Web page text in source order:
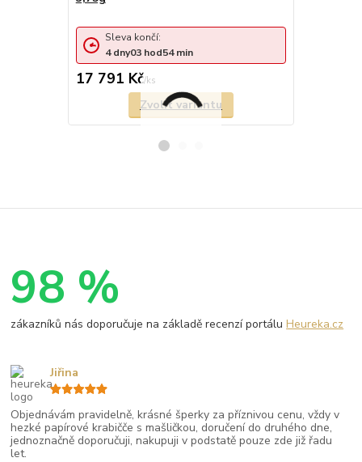
17 791 Kč/ks
Sleva končí:
4 dny03 hod54min
Zvolit variantu
98 %
zákazníků nás doporučuje na základě recenzí portáluHeureka.cz
Objednávám pravidelně, krásné šperky za příznivou cenu, vždy v
hezké papírové krabičče s mašličkou, doručení do druhého dne,
jednoznačně doporučuji, nakupuji v podstatě pouze zde již řadu
let.
Jiřina